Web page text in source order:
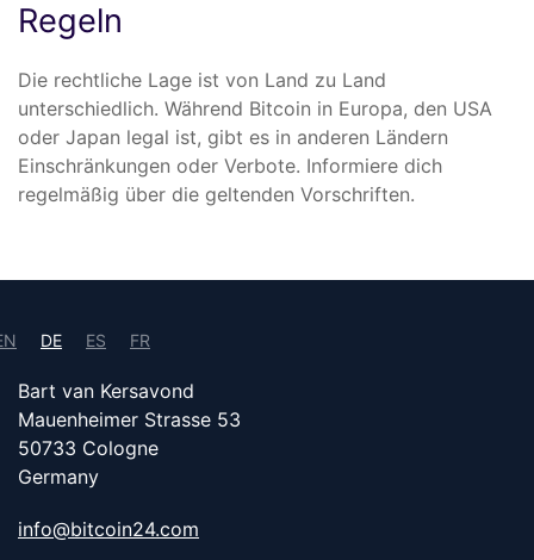
Regeln
Die rechtliche Lage ist von Land zu Land
unterschiedlich. Während Bitcoin in Europa, den USA
oder Japan legal ist, gibt es in anderen Ländern
Einschränkungen oder Verbote. Informiere dich
regelmäßig über die geltenden Vorschriften.
DE ES FR
Bart van Kersavond
Mauenheimer Strasse 53
50733 Cologne
Germany
info@bitcoin24.com